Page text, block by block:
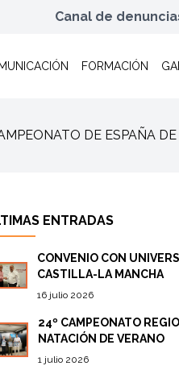
Canal de
FORMACIÓN
DE ESPAÑA DE
ENTRADAS
CONVENIO CON
CASTILLA-LA MANCHA
16 julio 2026
24º CAMPEONATO
NATACIÓN DE VERANO
1 julio 2026